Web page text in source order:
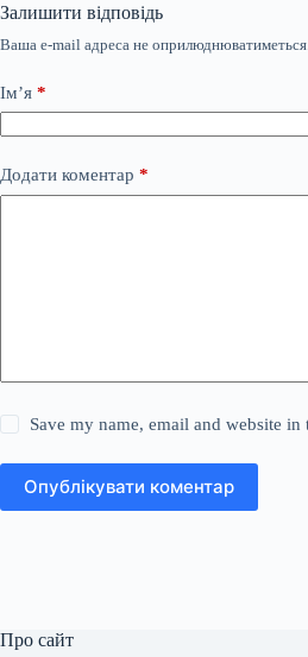
Залишити відповідь
Ваша e-mail адреса не оприлюднюватиметься.
Ім’я *
Додати коментар *
Save my name, email and website
Опублікувати коментар
Про сайт